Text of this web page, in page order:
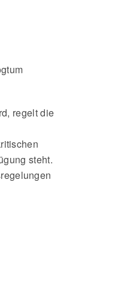
regelt die
steht.